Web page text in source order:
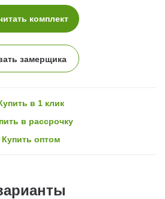
комплект
замерщика
в 1 клик
в рассрочку
Купить оптом